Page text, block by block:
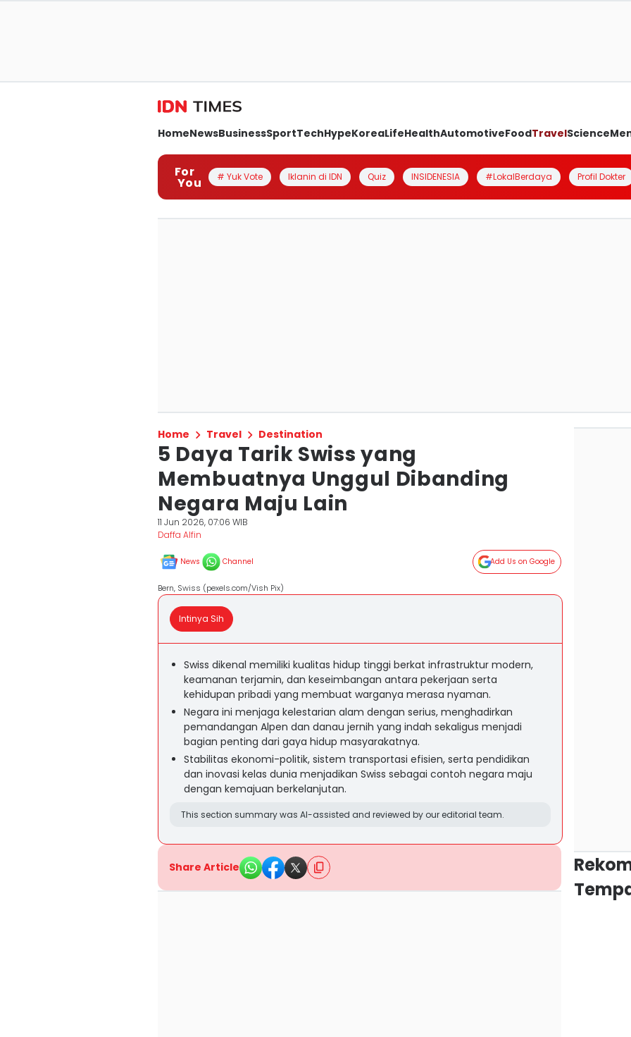
HomeNewsBusinessSportTechHypeKoreaLifeHealthAutomotiveFoodTravelScience
For
You # Yuk Vote Iklanin di IDN Quiz INSIDENESIA #LokalBerdaya Profil Dokter
Home Travel Destination
5 Daya Tarik Swiss yang
Membuatnya Unggul Dibanding
Negara Maju Lain
11 Jun 2026, 07:06 WIB
Daffa Alfin
News Channel Add Us on Google
Bern, Swiss (pexels.com/Vish Pix)
Intinya Sih
Swiss dikenal memiliki kualitas hidup tinggi berkat infrastruktur modern,
keamanan terjamin, dan keseimbangan antara pekerjaan serta
kehidupan pribadi yang membuat warganya merasa nyaman.
Negara ini menjaga kelestarian alam dengan serius, menghadirkan
pemandangan Alpen dan danau jernih yang indah sekaligus menjadi
bagian penting dari gaya hidup masyarakatnya.
Stabilitas ekonomi-politik, sistem transportasi efisien, serta pendidikan
dan inovasi kelas dunia menjadikan Swiss sebagai contoh negara maju
dengan kemajuan berkelanjutan.
This section summary was AI-assisted and reviewed by our editorial team.
Share Article